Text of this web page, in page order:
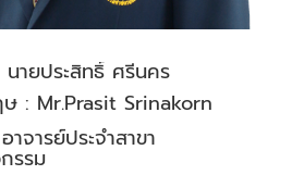
ายประสิทธิ์ ศรีนคร
: Mr.Prasit Srinakorn
จารย์ประจำสาขา
รรม